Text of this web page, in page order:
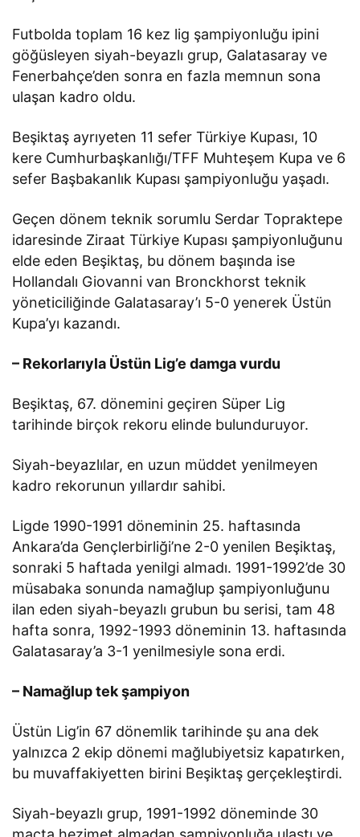
Futbolda toplam 16 kez lig şampiyonluğu ipini
göğüsleyen siyah-beyazlı grup, Galatasaray ve
Fenerbahçe’den sonra en fazla memnun sona
ulaşan kadro oldu.
Beşiktaş ayrıyeten 11 sefer Türkiye Kupası, 10
kere Cumhurbaşkanlığı/TFF Muhteşem Kupa ve 6
sefer Başbakanlık Kupası şampiyonluğu yaşadı.
Geçen dönem teknik sorumlu Serdar Topraktepe
idaresinde Ziraat Türkiye Kupası şampiyonluğunu
elde eden Beşiktaş, bu dönem başında ise
Hollandalı Giovanni van Bronckhorst teknik
yöneticiliğinde Galatasaray’ı 5-0 yenerek Üstün
Kupa’yı kazandı.
– Rekorlarıyla Üstün Lig’e damga vurdu
Beşiktaş, 67. dönemini geçiren Süper Lig
tarihinde birçok rekoru elinde bulunduruyor.
Siyah-beyazlılar, en uzun müddet yenilmeyen
kadro rekorunun yıllardır sahibi.
Ligde 1990-1991 döneminin 25. haftasında
Ankara’da Gençlerbirliği’ne 2-0 yenilen Beşiktaş,
sonraki 5 haftada yenilgi almadı. 1991-1992’de 30
müsabaka sonunda namağlup şampiyonluğunu
ilan eden siyah-beyazlı grubun bu serisi, tam 48
hafta sonra, 1992-1993 döneminin 13. haftasında
Galatasaray’a 3-1 yenilmesiyle sona erdi.
– Namağlup tek şampiyon
Üstün Lig’in 67 dönemlik tarihinde şu ana dek
yalnızca 2 ekip dönemi mağlubiyetsiz kapatırken,
bu muvaffakiyetten birini Beşiktaş gerçekleştirdi.
Siyah-beyazlı grup, 1991-1992 döneminde 30